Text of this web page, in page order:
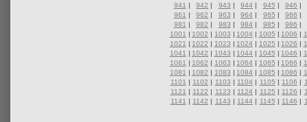
941 | 942 | 943 | 944 | 945 | 946 |
961 | 962 | 963 | 964 | 965 | 966 |
981 | 982 | 983 | 984 | 985 | 986 |
1001 | 1002 | 1003 | 1004 | 1005 | 1006 |
1021 | 1022 | 1023 | 1024 | 1025 | 1026 |
1041 | 1042 | 1043 | 1044 | 1045 | 1046 |
1061 | 1062 | 1063 | 1064 | 1065 | 1066 |
1081 | 1082 | 1083 | 1084 | 1085 | 1086 |
1101 | 1102 | 1103 | 1104 | 1105 | 1106 |
1121 | 1122 | 1123 | 1124 | 1125 | 1126 |
1141 | 1142 | 1143 | 1144 | 1145 | 1146 |